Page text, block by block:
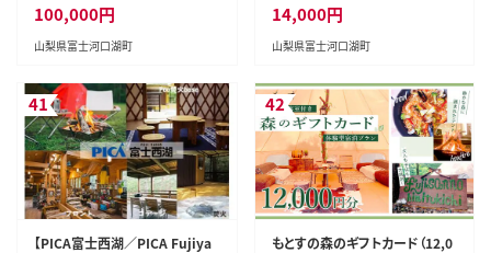
100,000円
山梨県富士河口湖町
14,000円
山梨県富士河口湖町
41
【PICA富士西湖／PICA Fujiya
42
もとすの森のギフトカード（12,0